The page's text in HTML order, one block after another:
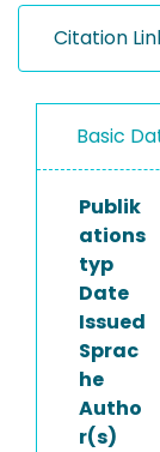
Citation
Basic
Publik
ations
typ
Date
Issued
Sprac
he
Autho
r(s)